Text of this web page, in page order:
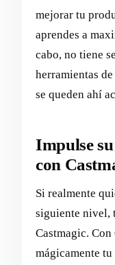
mejorar tu
aprendes a
cabo, no tiene
herramientas
se queden ahí
Impulse
con
Si realmente
siguiente nivel,
Castmagic.
mágicamente